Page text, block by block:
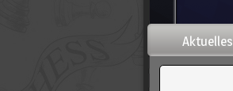
Navigation
überspringen
Aktuelles